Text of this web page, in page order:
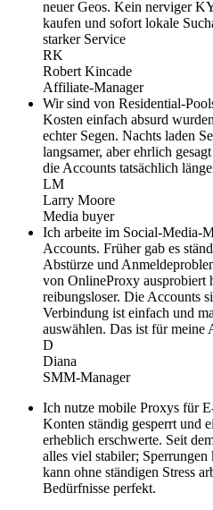
neuer Geos. Kein nerviger
kaufen und sofort lokale
starker Service
RK
Robert Kincade
Affiliate-Manager
Wir sind von Residential-
Kosten einfach absurd
echter Segen. Nachts laden
langsamer, aber ehrlich
die Accounts tatsächlich
LM
Larry Moore
Media buyer
Ich arbeite im Social-Media-
Accounts. Früher gab es
Abstürze und
von OnlineProxy ausprobiert
reibungsloser. Die Accounts
Verbindung ist einfach und
auswählen. Das ist für meine
D
Diana
SMM-Manager
Ich nutze mobile Proxys für
Konten ständig gesperrt und
erheblich erschwerte. Seit
alles viel stabiler;
kann ohne ständigen Stress
Bedürfnisse perfekt.